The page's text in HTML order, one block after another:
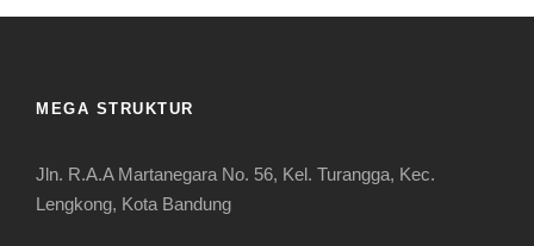
MEGA STRUKTUR
Jln. R.A.A Martanegara No. 56, Kel. Turangga, Kec.
Lengkong, Kota Bandung